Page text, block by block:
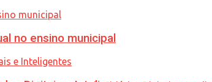
no ensino municipal